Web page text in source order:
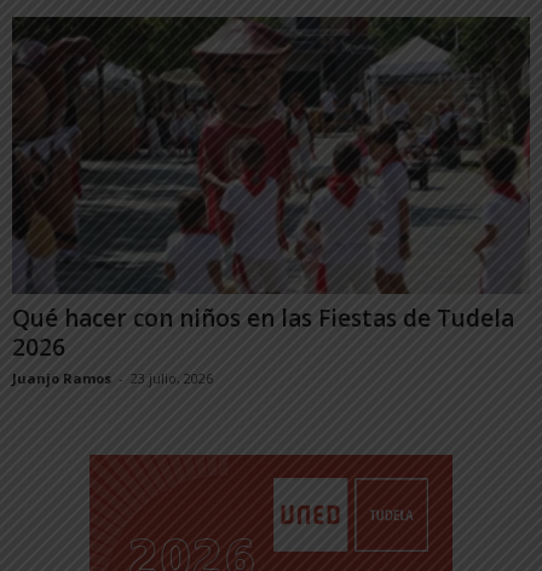
Qué hacer con niños en las Fiestas de Tudela
2026
Juanjo Ramos - 23 julio, 2026